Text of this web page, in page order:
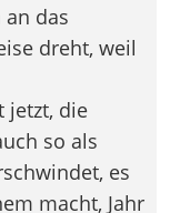
das
dreht, weil
jetzt, die
so als
es
macht, Jahr